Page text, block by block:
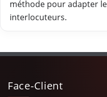
méthode pour adapter
interlocuteurs.
Face-Client